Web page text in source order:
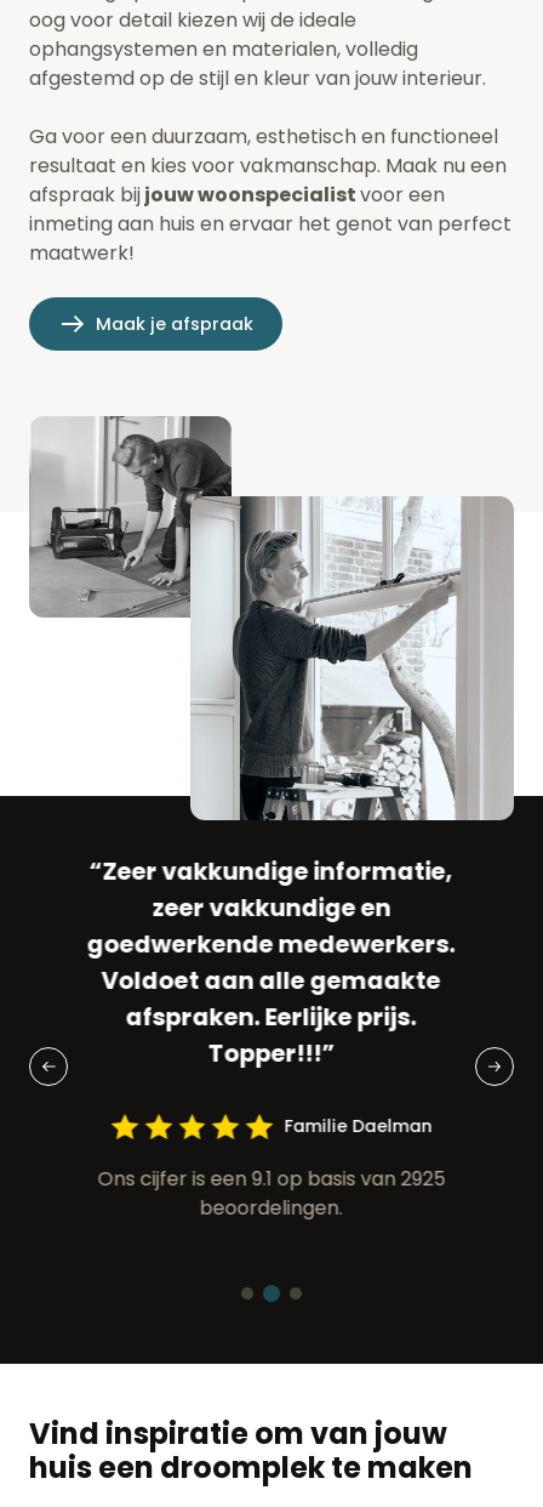
oog voor detail kiezen wij de ideale
ophangsystemen en materialen, volledig
afgestemd op de stijl en kleur van jouw interieur.
Ga voor een duurzaam, esthetisch en functioneel
resultaat en kies voor vakmanschap. Maak nu een
afspraak bijjouw woonspecialistvoor een
inmeting aan huis en ervaar het genot van perfect
maatwerk!
Maak je afspraak
“Zeer vakkundige informatie,
zeer vakkundige en
goedwerkende medewerkers.
Voldoet aan alle gemaakte
afspraken. Eerlijke prijs.
Topper!!!”
Familie Daelman
Ons cijfer is een 9.1 op basis van 2925
beoordelingen.
Vind inspiratie om van jouw
huis een droomplek te maken